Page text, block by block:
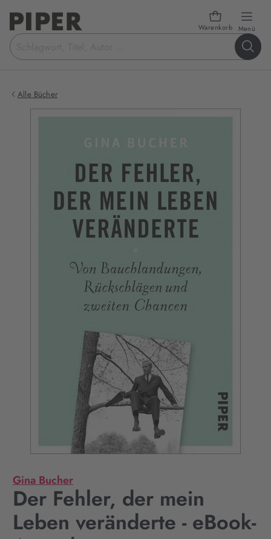
Warenkorb Menü
Suchbegriff
eingeben
Alle Bücher
Gina Bucher
Der Fehler, der mein
Leben veränderte - eBook-